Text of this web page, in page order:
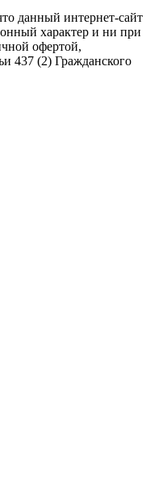
данный интернет-сайт
характер и ни при
офертой,
437 (2) Гражданского